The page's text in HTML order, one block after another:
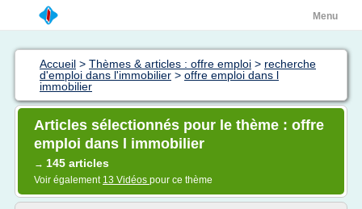
Menu
Accueil > Thèmes & articles : offre emploi > recherche
d'emploi dans l'immobilier > offre emploi dans l
immobilier
Articles sélectionnés pour le thème : offre
emploi dans l immobilier
→ 145 articles
Voir également 13 Vidéos pour ce thème